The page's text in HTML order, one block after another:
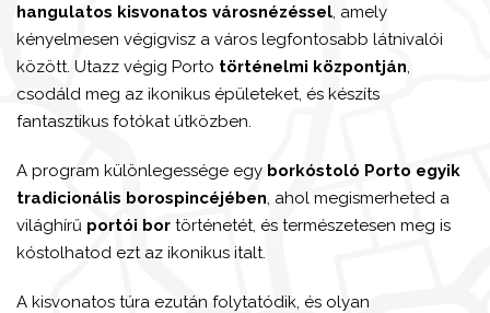
hangulatos kisvonatos városnézéssel , amely
kényelmesen végigvisz a város legfontosabb látnivalói
között. Utazz végig Porto történelmi központján
csodáld meg az ikonikus épületeket, és készíts
fantasztikus fotókat útközben.
A program különlegessége egy borkóstoló Porto egyik
tradicionális borospincéjében , ahol megismerheted a
világhírű portói bor történetét, és természetesen meg is
kóstolhatod ezt az ikonikus italt.
A kisvonatos túra ezután folytatódik, és olyan